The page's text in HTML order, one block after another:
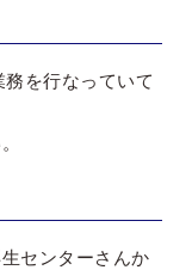
を行なっていて
センターさんか